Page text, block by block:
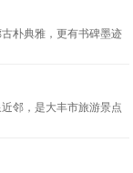
朴典雅，更有书碑墨迹
邻，是大丰市旅游景点